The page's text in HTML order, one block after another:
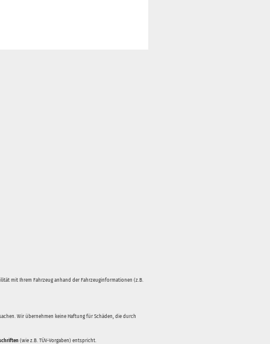
mit Ihrem Fahrzeug anhand der Fahrzeuginformationen (z.B.
Wir übernehmen keine Haftung für Schäden, die durch
(wie z.B. TÜV-Vorgaben) entspricht.